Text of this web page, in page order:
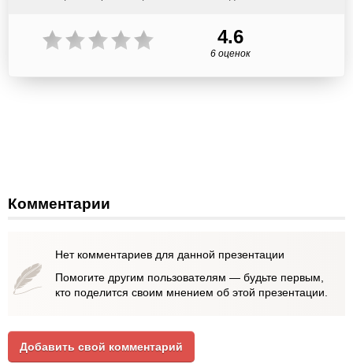
4.6
6 оценок
Комментарии
Нет комментариев для данной презентации
Помогите другим пользователям — будьте первым,
кто поделится своим мнением об этой презентации.
Добавить свой комментарий